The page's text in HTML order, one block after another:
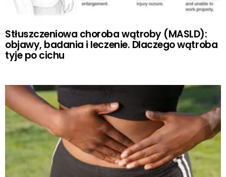
Stłuszczeniowa choroba wątroby (MASLD):
objawy, badania i leczenie. Dlaczego wątroba
tyje po cichu